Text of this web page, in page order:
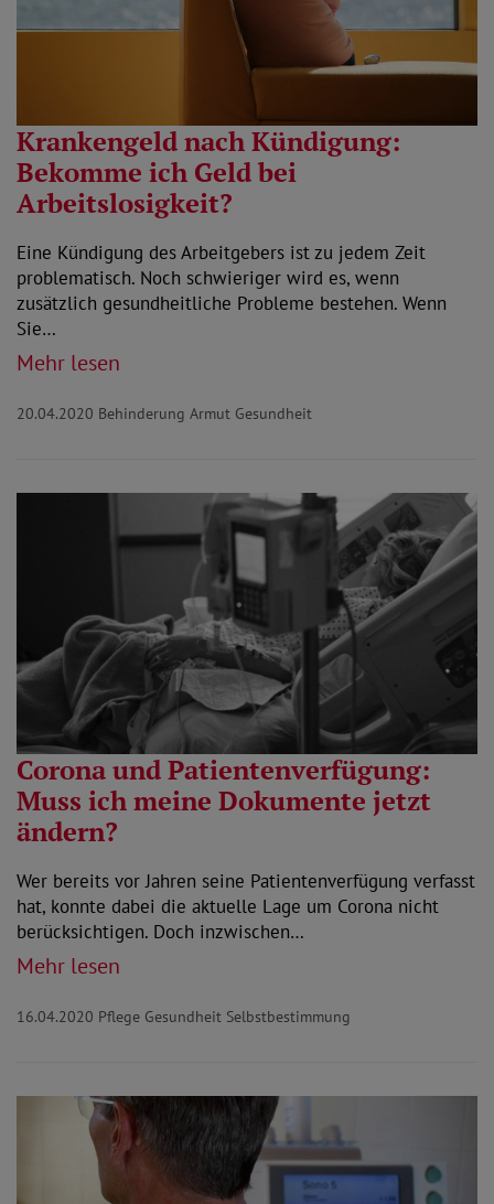
Krankengeld nach Kündigung:
Bekomme ich Geld bei
Arbeitslosigkeit?
Eine Kündigung des Arbeitgebers ist zu jedem Zeit
problematisch. Noch schwieriger wird es, wenn
zusätzlich gesundheitliche Probleme bestehen. Wenn
Sie…
Mehr lesen
20.04.2020 Behinderung Armut Gesundheit
Corona und Patientenverfügung:
Muss ich meine Dokumente jetzt
ändern?
Wer bereits vor Jahren seine Patientenverfügung verfasst
hat, konnte dabei die aktuelle Lage um Corona nicht
berücksichtigen. Doch inzwischen…
Mehr lesen
16.04.2020 Pflege Gesundheit Selbstbestimmung